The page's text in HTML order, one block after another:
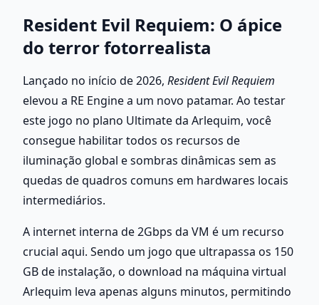
Resident Evil Requiem: O ápice
do terror fotorrealista
Lançado no início de 2026, Resident Evil Requiem
elevou a RE Engine a um novo patamar. Ao testar
este jogo no plano Ultimate da Arlequim, você
consegue habilitar todos os recursos de
iluminação global e sombras dinâmicas sem as
quedas de quadros comuns em hardwares locais
intermediários.
A internet interna de 2Gbps da VM é um recurso
crucial aqui. Sendo um jogo que ultrapassa os 150
GB de instalação, o download na máquina virtual
Arlequim leva apenas alguns minutos, permitindo